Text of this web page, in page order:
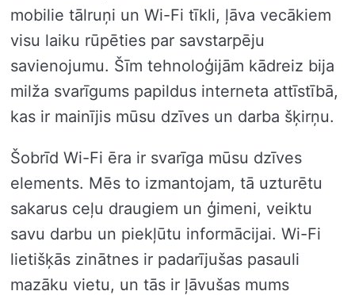
mobilie tālruņi un Wi-Fi tīkli, ļāva vecākiem
visu laiku rūpēties par savstarpēju
savienojumu. Šīm tehnoloģijām kādreiz bija
milža svarīgums papildus interneta attīstībā,
kas ir mainījis mūsu dzīves un darba šķirņu.
Šobrīd Wi-Fi ēra ir svarīga mūsu dzīves
elements. Mēs to izmantojam, tā uzturētu
sakarus ceļu draugiem un ģimeni, veiktu
savu darbu un piekļūtu informācijai. Wi-Fi
lietišķās zinātnes ir padarījušas pasauli
mazāku vietu, un tās ir ļāvušas mums